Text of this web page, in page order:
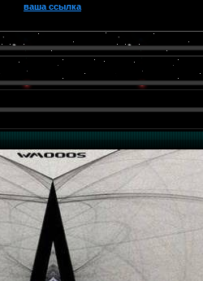
ваша ссылка